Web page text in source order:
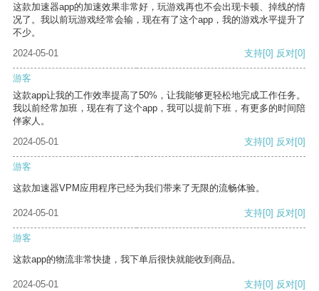
这款加速器app的加速效果非常好，玩游戏再也不会出现卡顿、掉线的情
况了。我以前玩游戏经常会输，现在有了这个app，我的游戏水平提升了
不少。
2024-05-01
支持[0] 反对[0]
游客
这款app让我的工作效率提高了50%，让我能够更轻松地完成工作任务。
我以前经常加班，现在有了这个app，我可以提前下班，有更多的时间陪
伴家人。
2024-05-01
支持[0] 反对[0]
游客
这款加速器VPM应用程序已经为我们带来了无限的流畅体验。
2024-05-01 支持[0] 反对[0]
游客
这款app的物流非常快捷，我下单后很快就能收到商品。
2024-05-01 支持[0] 反对[0]